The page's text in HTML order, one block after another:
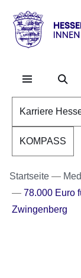
Hessen
Innen
Karriere
KOMPASS
Startseite
78.000 Euro
Zwingenberg